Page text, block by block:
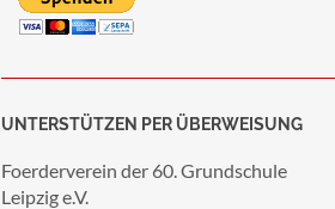
UNTERSTÜTZEN PER ÜBERWEISUNG
Foerderverein der 60. Grundschule
Leipzig e.V.